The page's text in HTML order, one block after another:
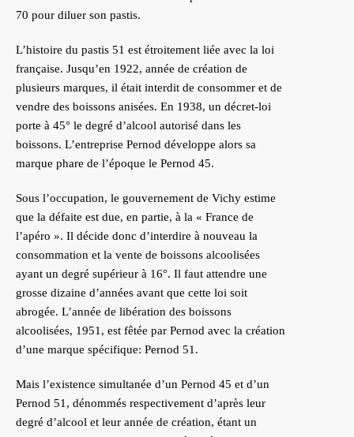
70 pour diluer son pastis.
L’histoire du pastis 51 est étroitement liée avec la loi
française. Jusqu’en 1922, année de création de
plusieurs marques, il était interdit de consommer et de
vendre des boissons anisées. En 1938, un décret-loi
porte à 45° le degré d’alcool autorisé dans les
boissons. L’entreprise Pernod développe alors sa
marque phare de l’époque le Pernod 45.
Sous l’occupation, le gouvernement de Vichy estime
que la défaite est due, en partie, à la « France de
l’apéro ». Il décide donc d’interdire à nouveau la
consommation et la vente de boissons alcoolisées
ayant un degré supérieur à 16°. Il faut attendre une
grosse dizaine d’années avant que cette loi soit
abrogée. L’année de libération des boissons
alcoolisées, 1951, est fêtée par Pernod avec la création
d’une marque spécifique: Pernod 51.
Mais l’existence simultanée d’un Pernod 45 et d’un
Pernod 51, dénommés respectivement d’après leur
degré d’alcool et leur année de création, étant un